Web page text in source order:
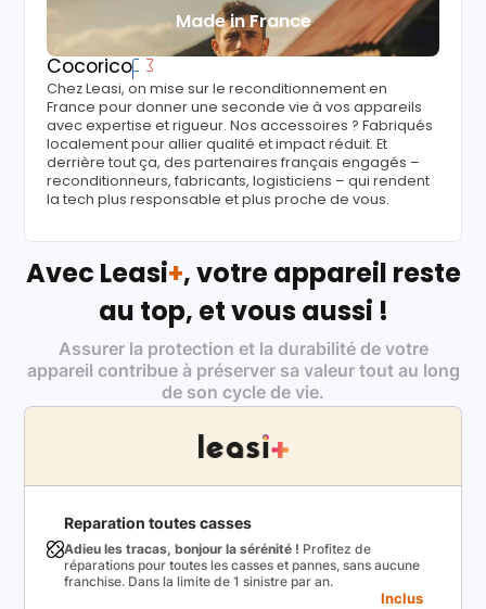
Made in France
Cocorico
Chez Leasi, on mise sur le reconditionnement en
France pour donner une seconde vie à vos appareils
avec expertise et rigueur. Nos accessoires ? Fabriqués
localement pour allier qualité et impact réduit. Et
derrière tout ça, des partenaires français engagés –
reconditionneurs, fabricants, logisticiens – qui rendent
la tech plus responsable et plus proche de vous.
Avec Leasi+, votre appareil reste
au top, et vous aussi !
Assurer la protection et la durabilité de votre
appareil contribue à préserver sa valeur tout au long
de son cycle de vie.
Reparation toutes casses
Adieu les tracas, bonjour la sérénité ! Profitez de
réparations pour toutes les casses et pannes, sans aucune
franchise. Dans la limite de 1 sinistre par an.
Inclus